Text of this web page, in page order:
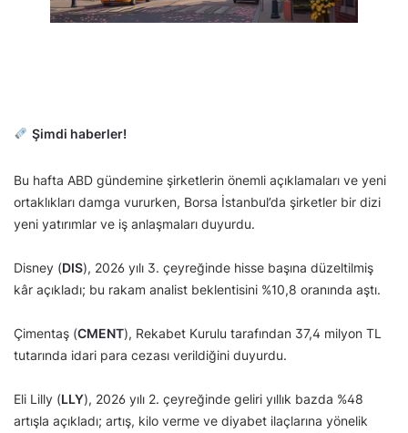
Şimdi haberler!
Bu hafta ABD gündemine şirketlerin önemli açıklamaları ve yeni
ortaklıkları damga vururken, Borsa İstanbul’da şirketler bir dizi
yeni yatırımlar ve iş anlaşmaları duyurdu.
Disney (DIS), 2026 yılı 3. çeyreğinde hisse başına düzeltilmiş
kâr açıkladı; bu rakam analist beklentisini %10,8 oranında aştı.
Çimentaş (CMENT), Rekabet Kurulu tarafından 37,4 milyon TL
tutarında idari para cezası verildiğini duyurdu.
Eli Lilly (LLY), 2026 yılı 2. çeyreğinde geliri yıllık bazda %48
artışla açıkladı; artış, kilo verme ve diyabet ilaçlarına yönelik